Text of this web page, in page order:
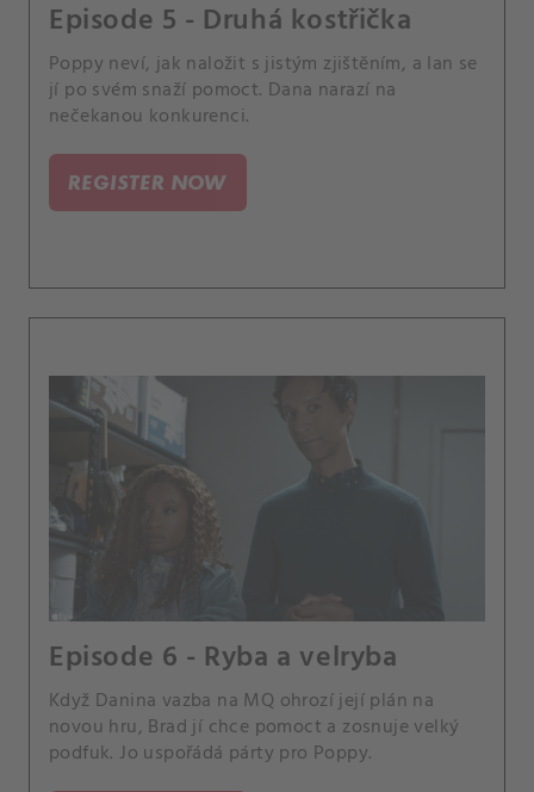
Episode 5 - Druhá kostřička
Poppy neví, jak naložit s jistým zjištěním, a Ian se
jí po svém snaží pomoct. Dana narazí na
nečekanou konkurenci.
REGISTER NOW
Episode 6 - Ryba a velryba
Když Danina vazba na MQ ohrozí její plán na
novou hru, Brad jí chce pomoct a zosnuje velký
podfuk. Jo uspořádá párty pro Poppy.